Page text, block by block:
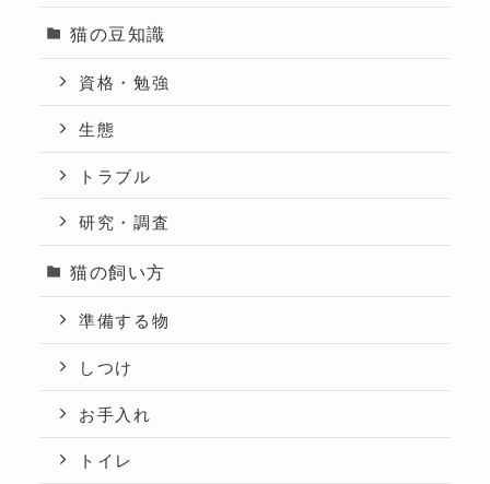
猫の豆知識
資格・勉強
生態
トラブル
研究・調査
猫の飼い方
準備する物
しつけ
お手入れ
トイレ